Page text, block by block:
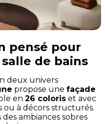
pensé pour
de bains
deux univers
propose une façade
en 26 coloris et avec
ou à décors structurés.
des ambiances sobres